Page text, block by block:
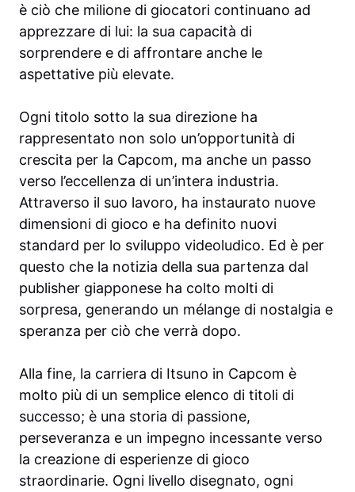
è ciò che milione di giocatori continuano ad
apprezzare di lui: la sua capacità di
sorprendere e di affrontare anche le
aspettative più elevate.
Ogni titolo sotto la sua direzione ha
rappresentato non solo un’opportunità di
crescita per la Capcom, ma anche un passo
verso l’eccellenza di un’intera industria.
Attraverso il suo lavoro, ha instaurato nuove
dimensioni di gioco e ha definito nuovi
standard per lo sviluppo videoludico. Ed è per
questo che la notizia della sua partenza dal
publisher giapponese ha colto molti di
sorpresa, generando un mélange di nostalgia e
speranza per ciò che verrà dopo.
Alla fine, la carriera di Itsuno in Capcom è
molto più di un semplice elenco di titoli di
successo; è una storia di passione,
perseveranza e un impegno incessante verso
la creazione di esperienze di gioco
straordinarie. Ogni livello disegnato, ogni